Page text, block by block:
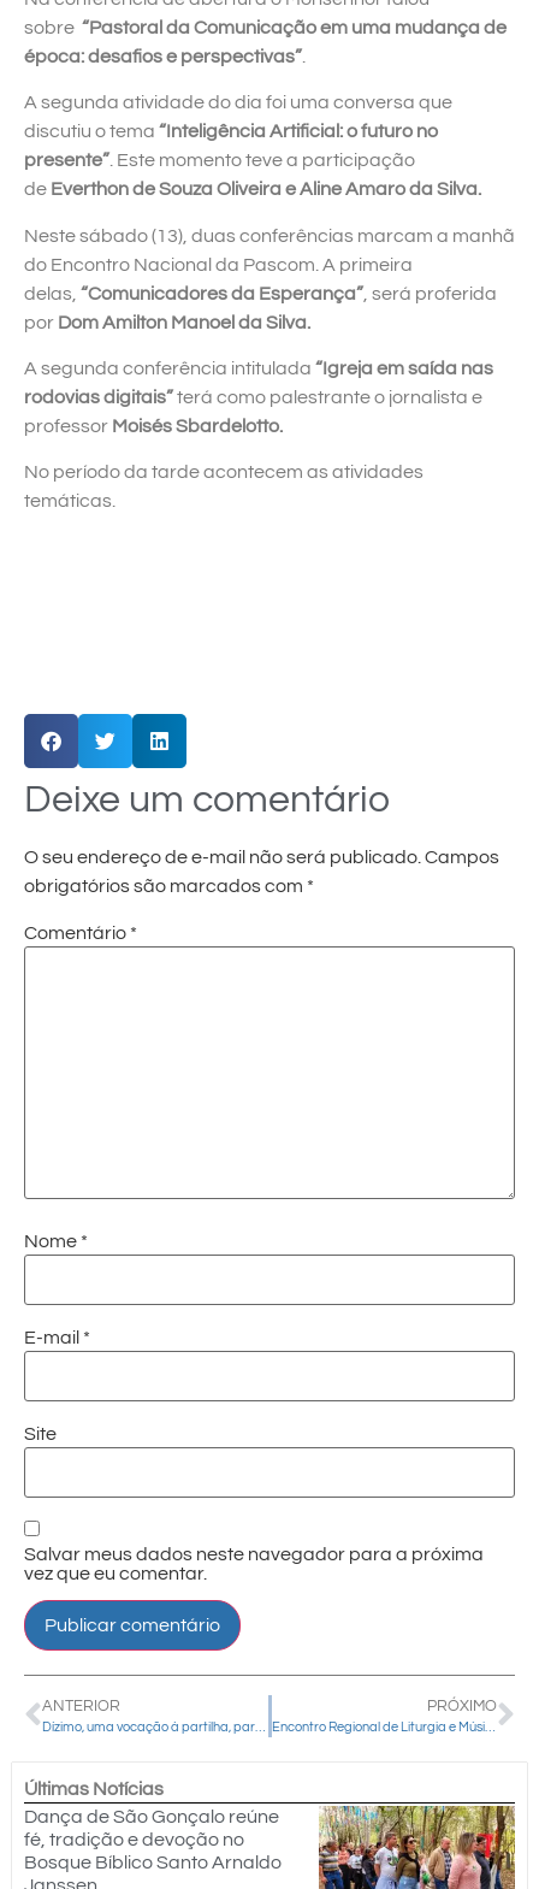
sobre “Pastoral da Comunicação em uma mudança de
época: desafios e perspectivas”
A segunda atividade do dia foi uma conversa que
discutiu o tema “Inteligência Artificial: o futuro no
presente”. Este momento teve a participação
de Everthon de Souza Oliveira e Aline Amaro da Silva.
Neste sábado (13), duas conferências marcam a manhã
do Encontro Nacional da Pascom. A primeira
delas, “Comunicadores da Esperança” , será proferida
por Dom Amilton Manoel da Silva.
A segunda conferência intitulada “Igreja em saída nas
rodovias digitais”terá como palestrante o jornalista e
professor Moisés Sbardelotto.
No período da tarde acontecem as atividades
temáticas.
Deixe um comentário
O seu endereço de e-mail não será publicado. Campos
obrigatórios são marcados com *
Comentário *
Nome *
E-mail *
Site
Salvar meus dados neste navegador para a próxima
vez que eu comentar.
ANTERIOR PRÓXIMO
Encontro Regional de Liturgia e Música reuniu 76 pessoas em Pitanga (PR)
Últimas Notícias
Dança de São Gonçalo reúne
fé, tradição e devoção no
Bosque Bíblico Santo Arnaldo